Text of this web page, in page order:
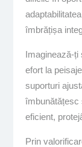
îmbrățișa
Imaginează-ți
efort la
suporturi
îmbunătățesc
eficient,
Prin